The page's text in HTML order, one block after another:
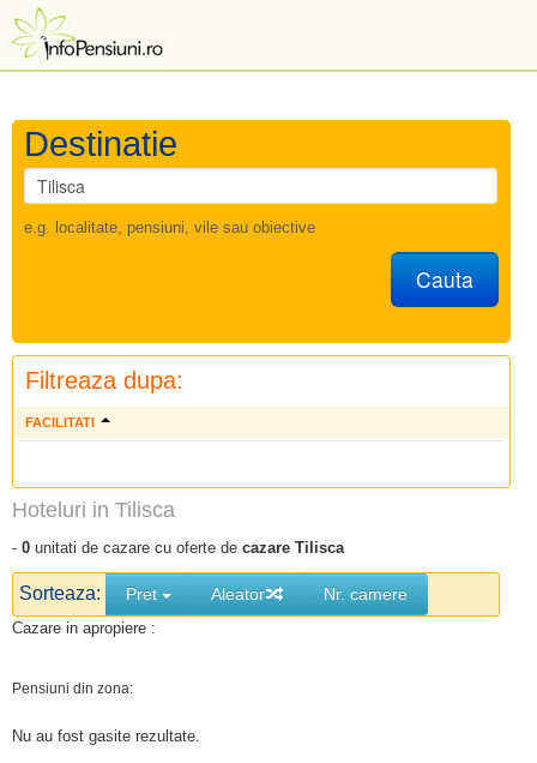
Destinatie
e.g. localitate, pensiuni, vile sau obiective
Cauta
Filtreaza dupa:
FACILITATI
Hoteluri in Tilisca
- 0 unitati de cazare cu oferte de cazare Tilisca
Sorteaza: Pret Aleator Nr. camere
Cazare in apropiere :
Pensiuni din zona:
Nu au fost gasite rezultate.